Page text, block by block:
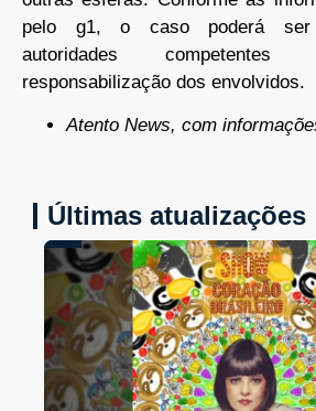
pelo g1, o caso poderá ser
autoridades competentes
responsabilização dos envolvidos.
Atento News, com
Últimas atualizações